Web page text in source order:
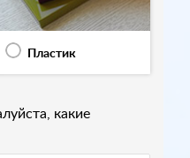
Пластик
какие